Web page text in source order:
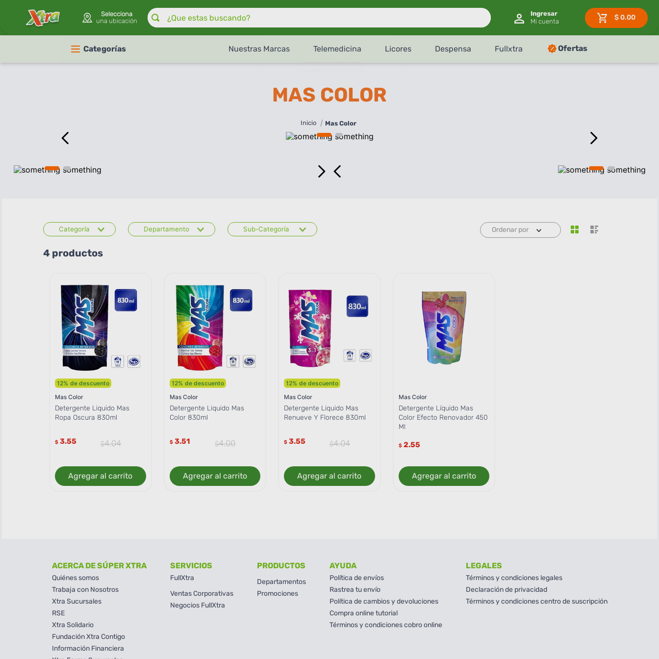
Selecciona
una ubicación
¿Cómo te gustaría recibir
tu pedido de SúperXtra?
Retiro en tienda Recibe en tu domicilio
¿Que estas buscando?
$0.00
Categorías Nuestras Marcas Telemedicina Licores Despensa Fullxtra Ofertas
MAS COLOR
Mas Color
Categoría
Cuidado de la Ropa
Departamento Sub-Categoría Ordenar por
4 productos
12% de descuento
Mas Color
Detergente Liquido Mas
Ropa Oscura 830ml
$ 3.55 4.04
Agregar al carrito
12% de descuento
Mas Color
Detergente Liquido Mas
Color 830ml
$ 3.51 4.00
Agregar al carrito
12% de descuento
Mas Color
Detergente Liquido Mas
Renueve Y Florece 830ml
$ 3.55 4.04
Agregar al carrito
Mas Color
Detergente Líquido Mas
Color Efecto Renovador 450
Ml
$ 2.55
Agregar al carrito
ACERCA DE SÚPER XTRA
Quiénes somos
Trabaja con Nosotros
Xtra Sucursales
RSE
Xtra Solidario
Fundación Xtra Contigo
Información Financiera
SERVICIOS
FullXtra
Ventas Corporativas
Negocios FullXtra
PRODUCTOS
Departamentos
Promociones
AYUDA
Política de envíos
Rastrea tu envío
Política de cambios y devoluciones
Compra online tutorial
Términos y condiciones cobro online
LEGALES
Términos y condiciones legales
Declaración de privacidad
Términos y condiciones centro de suscripción